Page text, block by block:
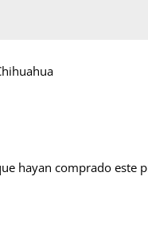
hayan comprado este